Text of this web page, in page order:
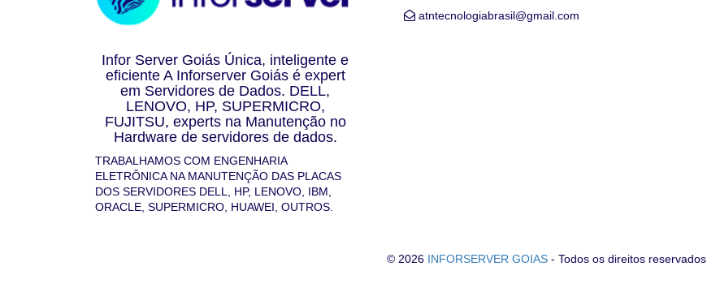
Infor Server Goiás Única, inteligente e
eficiente A Inforserver Goiás é expert
em Servidores de Dados. DELL,
LENOVO, HP, SUPERMICRO,
FUJITSU, experts na Manutenção no
Hardware de servidores de dados.
TRABALHAMOS COM ENGENHARIA
ELETRÔNICA NA MANUTENÇÃO DAS PLACAS
DOS SERVIDORES DELL, HP, LENOVO, IBM,
ORACLE, SUPERMICRO, HUAWEI, OUTROS.
atntecnologiabrasil@gmail.com
© 2026 INFORSERVER GOIAS- Todos os direitos reservados